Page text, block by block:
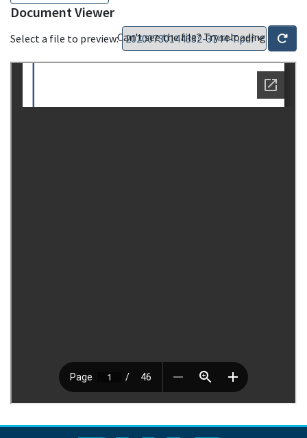
Document Viewer
Select a file to preview:Can't see the file? Try reloading